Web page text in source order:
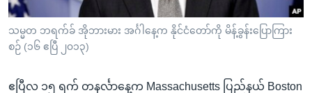
ကျော်
ကြည့်
ရန်
ရန်
သမ္မတ ဘရက်ခ် အိုဘားမား အင်္ဂါနေ့က နိုင်ငံတော်ကို မိန့်ခွန်းပြောကြား
စဉ် (၁၆ ဧပြီ ၂၀၁၃)
ဧပြီလ ၁၅ ရက် တနင်္လာနေ့က Massachusetts ပြည်နယ် Boston